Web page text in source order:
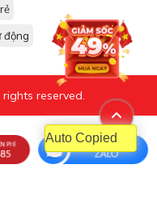
Auto Copied
động
reserved.